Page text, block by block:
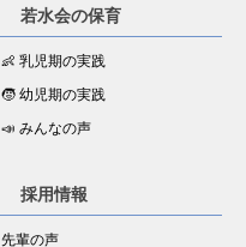
若水会の保育
👶 乳児期の実践
🧒 幼児期の実践
📣 みんなの声
採用情報
先輩の声